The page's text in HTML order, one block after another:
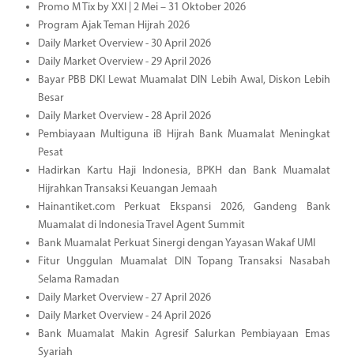
Promo M Tix by XXI | 2 Mei – 31 Oktober 2026
Program Ajak Teman Hijrah 2026
Daily Market Overview - 30 April 2026
Daily Market Overview - 29 April 2026
Bayar PBB DKI Lewat Muamalat DIN Lebih Awal, Diskon Lebih
Besar
Daily Market Overview - 28 April 2026
Pembiayaan Multiguna iB Hijrah Bank Muamalat Meningkat
Pesat
Hadirkan Kartu Haji Indonesia, BPKH dan Bank Muamalat
Hijrahkan Transaksi Keuangan Jemaah
Hainantiket.com Perkuat Ekspansi 2026, Gandeng Bank
Muamalat di Indonesia Travel Agent Summit
Bank Muamalat Perkuat Sinergi dengan Yayasan Wakaf UMI
Fitur Unggulan Muamalat DIN Topang Transaksi Nasabah
Selama Ramadan
Daily Market Overview - 27 April 2026
Daily Market Overview - 24 April 2026
Bank Muamalat Makin Agresif Salurkan Pembiayaan Emas
Syariah